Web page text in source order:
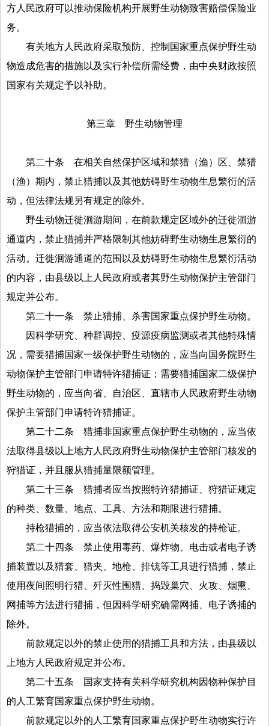
方人民政府可以推动保险机构开展野生动物致害赔偿保险业
务。
有关地方人民政府采取预防、控制国家重点保护野生动
物造成危害的措施以及实行补偿所需经费，由中央财政按照
国家有关规定予以补助。
第三章 野生动物管理
第二十条 在相关自然保护区域和禁猎（渔）区、禁猎
（渔）期内，禁止猎捕以及其他妨碍野生动物生息繁衍的活
动，但法律法规另有规定的除外。
野生动物迁徙洄游期间，在前款规定区域外的迁徙洄游
通道内，禁止猎捕并严格限制其他妨碍野生动物生息繁衍的
活动。迁徙洄游通道的范围以及妨碍野生动物生息繁衍活动
的内容，由县级以上人民政府或者其野生动物保护主管部门
规定并公布。
第二十一条 禁止猎捕、杀害国家重点保护野生动物。
因科学研究、种群调控、疫源疫病监测或者其他特殊情
况，需要猎捕国家一级保护野生动物的，应当向国务院野生
动物保护主管部门申请特许猎捕证；需要猎捕国家二级保护
野生动物的，应当向省、自治区、直辖市人民政府野生动物
保护主管部门申请特许猎捕证。
第二十二条 猎捕非国家重点保护野生动物的，应当依
法取得县级以上地方人民政府野生动物保护主管部门核发的
狩猎证，并且服从猎捕量限额管理。
第二十三条 猎捕者应当按照特许猎捕证、狩猎证规定
的种类、数量、地点、工具、方法和期限进行猎捕。
持枪猎捕的，应当依法取得公安机关核发的持枪证。
第二十四条 禁止使用毒药、爆炸物、电击或者电子诱
捕装置以及猎套、猎夹、地枪、排铳等工具进行猎捕，禁止
使用夜间照明行猎、歼灭性围猎、捣毁巢穴、火攻、烟熏、
网捕等方法进行猎捕，但因科学研究确需网捕、电子诱捕的
除外。
前款规定以外的禁止使用的猎捕工具和方法，由县级以
上地方人民政府规定并公布。
第二十五条 国家支持有关科学研究机构因物种保护目
的人工繁育国家重点保护野生动物。
前款规定以外的人工繁育国家重点保护野生动物实行许